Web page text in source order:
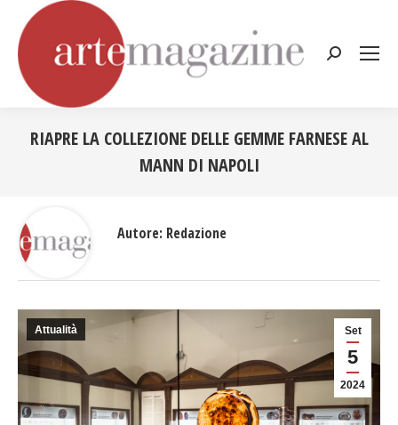
Cerca:
RIAPRE LA COLLEZIONE DELLE GEMME FARNESE AL
MANN DI NAPOLI
Set
5
2024
Attualità
Autore: Redazione